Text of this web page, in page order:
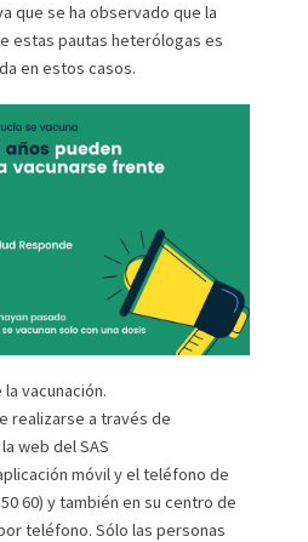
que se ha observado que la
estas pautas heterólogas es
en estos casos.
vacunación.
realizarse a través de
la web del SAS
móvil y el teléfono de
60) y también en su centro de
teléfono. Sólo las personas